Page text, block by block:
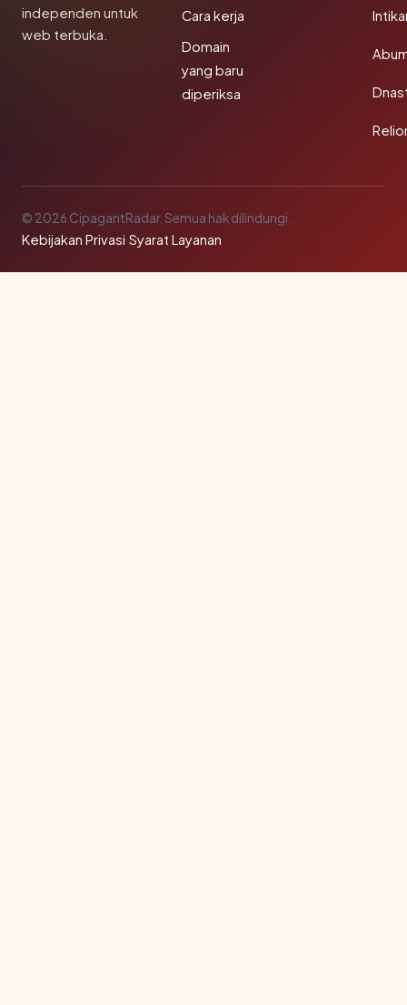
independen untuk
web terbuka.
Cara kerja
Domain
yang baru
diperiksa
© 2026 CipagantRadar. Semua hak dilindungi.
Kebijakan Privasi·Syarat Layanan